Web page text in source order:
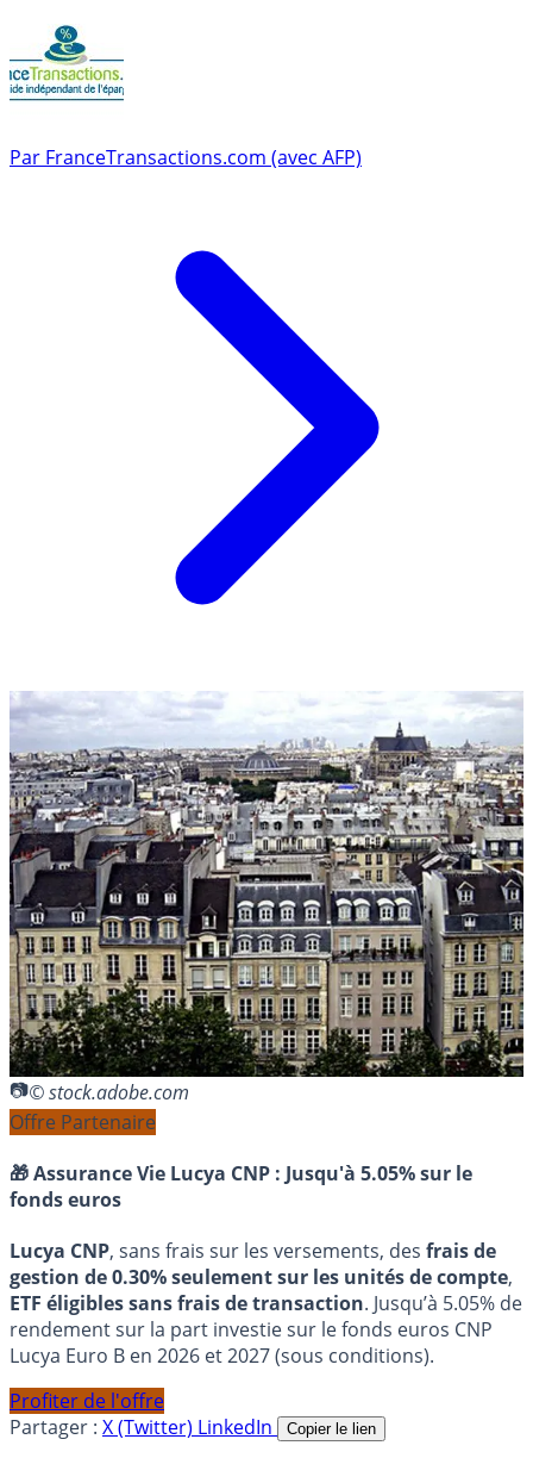
Par FranceTransactions.com (avec AFP)
© stock.adobe.com
Offre Partenaire
🎁 Assurance Vie Lucya CNP : Jusqu'à 5.05% sur le
fonds euros
Lucya CNP, sans frais sur les versements, des frais de
gestion de 0.30% seulement sur les unités de compte,
ETF éligibles sans frais de transaction. Jusqu’à 5.05% de
rendement sur la part investie sur le fonds euros CNP
Lucya Euro B en 2026 et 2027 (sous conditions).
Profiter de l'offre
Partager : X (Twitter) LinkedIn Copier le lien